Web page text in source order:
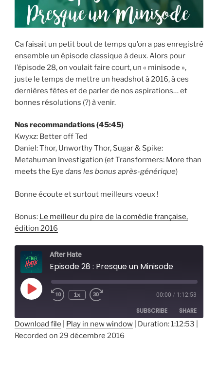
Ca faisait un petit bout de temps qu’on a pas enregistré
ensemble un épisode classique à deux. Alors pour
l’épisode 28, on voulait faire court, un « minisode »,
juste le temps de mettre un headshot à 2016, à ces
dernières fêtes et de parler de nos aspirations… et
bonnes résolutions (?) à venir.
Nos recommandations (45:45)
Kwyxz: Better off Ted
Daniel: Thor, Unworthy Thor, Sugar & Spike:
Metahuman Investigation (et Transformers: More than
meets the Eye dans les bonus après-générique)
Bonne écoute et surtout meilleurs voeux !
Bonus: Le meilleur du pire de la comédie française,
édition 2016
After Hate
Episode 28 : Presque un Minisode
Play
Episode
1x 00:00 / 1:12:53
SUBSCRIBE SHARE
SHARE
Download file Play in new window Duration: 1:12:53
Recorded on 29 décembre 2016